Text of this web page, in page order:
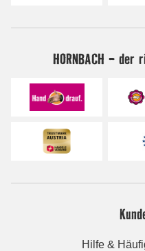
HORNBACH -
Hilfe &